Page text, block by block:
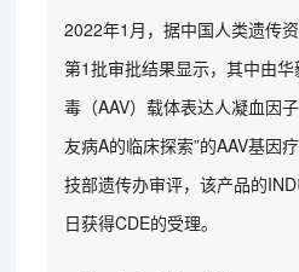
2022年1月，据中国人类遗传
第1批审批结果显示，其中由
毒（AAV）载体表达人凝血因
友病A的临床探索”的AAV基因
技部遗传办审评，该产品的
日获得CDE的受理。